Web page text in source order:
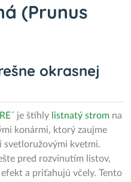
(Prunus
okrasnej
je štíhly listnatý strom na
konármi, ktorý zaujme
svetloružovými kvetmi.
pred rozvinutím listov,
a priťahujú včely. Tento